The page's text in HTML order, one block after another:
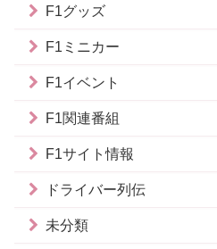
F1グッズ
F1ミニカー
F1イベント
F1関連番組
F1サイト情報
ドライバー列伝
未分類